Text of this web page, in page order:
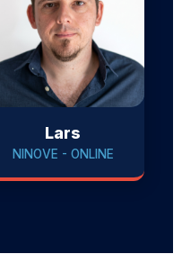
Lars
NINOVE - ONLINE